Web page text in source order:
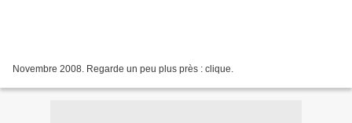
Novembre 2008. Regarde un peu plus près : clique.